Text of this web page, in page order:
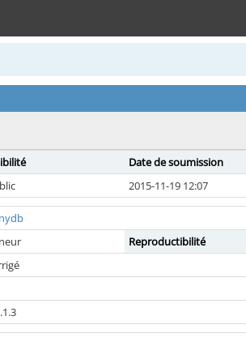
Date de soumission
2015-11-19 12:07
Reproductibilité